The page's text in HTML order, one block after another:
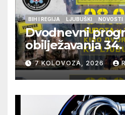
BIH I REGIJA LJUBUŠKI NOVOSTI
Dvodnevni
obilježavanja
pogibije
Kraljevića i
pripadnika HOS-
7 KOLOVOZA, 2026